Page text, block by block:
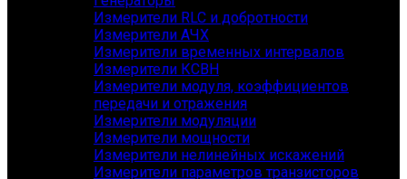
Измерители RLC и добротности
Измерители АЧХ
Измерители временных интервалов
Измерители КСВН
Измерители модуля, коэффициентов
передачи и отражения
Измерители модуляции
Измерители мощности
Измерители нелинейных искажений
Измерители параметров транзисторов